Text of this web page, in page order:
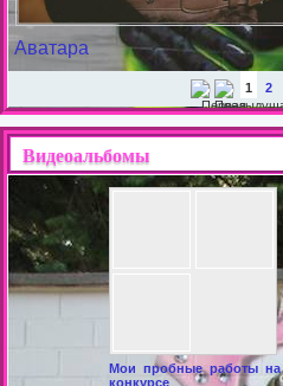
Аватара
1 2
Видеоальбомы
Мои пробные работы на
конкурсе